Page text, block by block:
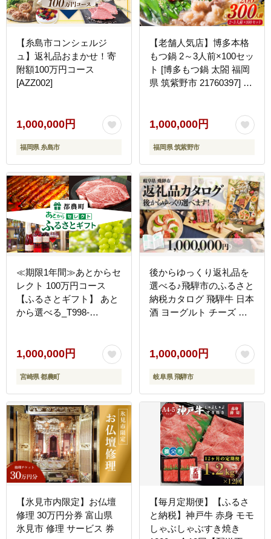
【糸島市コンシェルジ
ュ】返礼品おまかせ！寄
附額100万円コース
[AZZ002]
1,000,000円
福岡県 糸島市
【老舗人気店】博多本格
もつ鍋 2～3人前×100セッ
ト [博多もつ鍋 太閤 福岡
県 筑紫野市 21760397] モ
セット 冷凍
1,000,000円
福岡県 筑紫野市
≪期限1年間≫あとからセ
レクト 100万円コース
【ふるさとギフト】 あと
から選べる_T998-
1,000,000円
宮崎県 都農町
後からゆっくり返礼品を
選べる♪飛騨市のふるさと
納税カタログ 飛騨牛 日本
酒 ヨーグルト チーズ ハ
1,000,000円
岐阜県 飛騨市
【氷見市内限定】お仏壇
修理 30万円分券 富山県
氷見市 修理 サービス 券
【毎月定期便】【ふるさ
と納税】神戸牛 赤身 モモ
しゃぶしゃぶすき焼き